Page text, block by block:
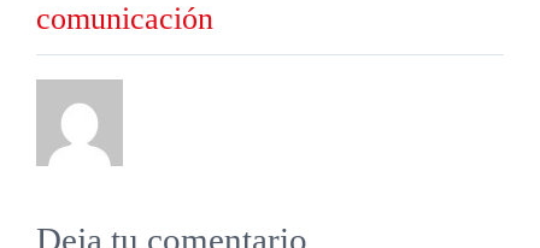
comunicación
Deja tu comentario